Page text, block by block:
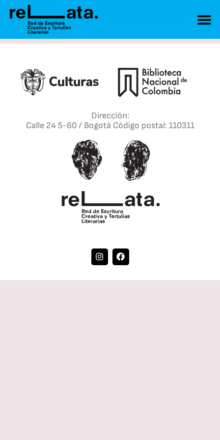
Dirección:
Calle 24 5-60 / Bogotá Código postal: 110311